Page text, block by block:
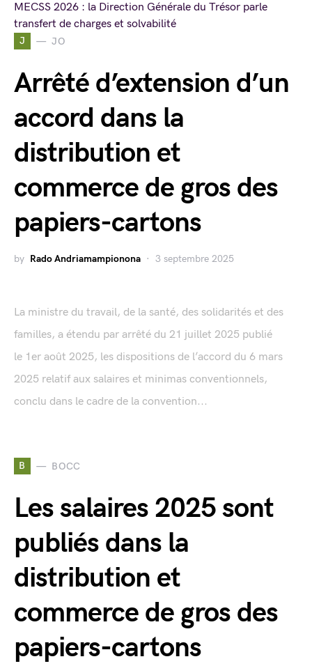
J JO
Arrêté d’extension d’un
accord dans la
distribution et
commerce de gros des
papiers-cartons
by Rado Andriamampionona 3 septembre 2025
La ministre du travail, de la santé, des solidarités et des
familles, a étendu par arrêté du 21 juillet 2025 publié
le 1er août 2025, les dispositions de l’accord du 6 mars
2025 relatif aux salaires et minimas conventionnels,
conclu dans le cadre de la convention...
B BOCC
Les salaires 2025 sont
publiés dans la
distribution et
commerce de gros des
papiers-cartons
MECSS 2026 : la Direction Générale du Trésor parle
transfert de charges et solvabilité